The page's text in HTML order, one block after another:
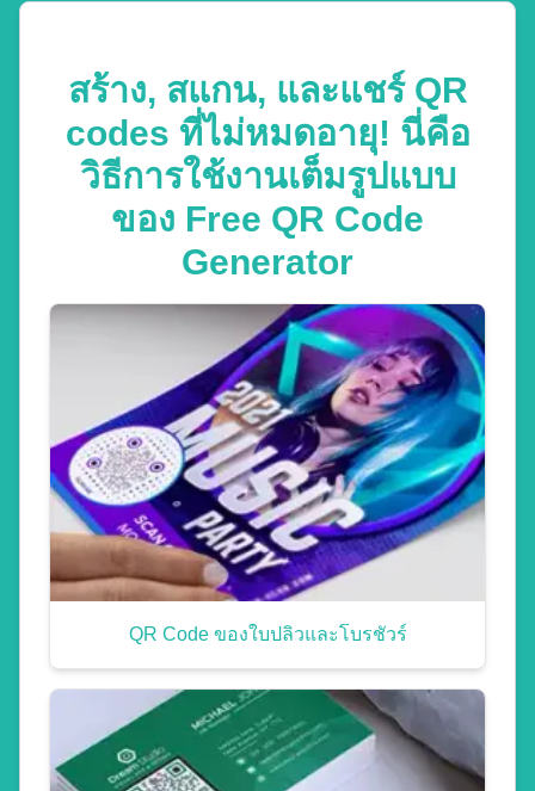
สร้าง, สแกน, และแชร์ QR
codes ที่ไม่หมดอายุ! นี่คือ
วิธีการใช้งานเต็มรูปแบบ
ของ Free QR Code
Generator
QR Code ของใบปลิวและโบรชัวร์